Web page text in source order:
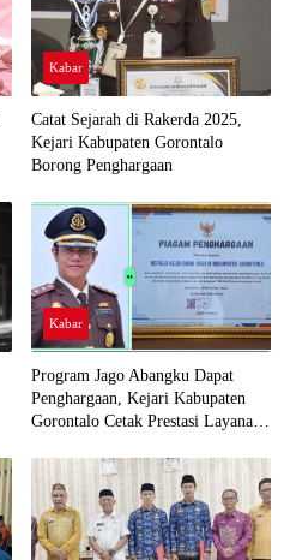
Kabar
Catat Sejarah di Rakerda 2025,
Kejari Kabupaten Gorontalo
Borong Penghargaan
Kabar
Program Jago Abangku Dapat
Penghargaan, Kejari Kabupaten
Gorontalo Cetak Prestasi Layanan